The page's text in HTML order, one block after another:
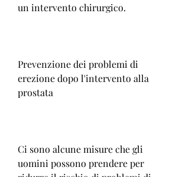
un intervento chirurgico.
Prevenzione dei problemi di
erezione dopo l'intervento alla
prostata
Ci sono alcune misure che gli
uomini possono prendere per